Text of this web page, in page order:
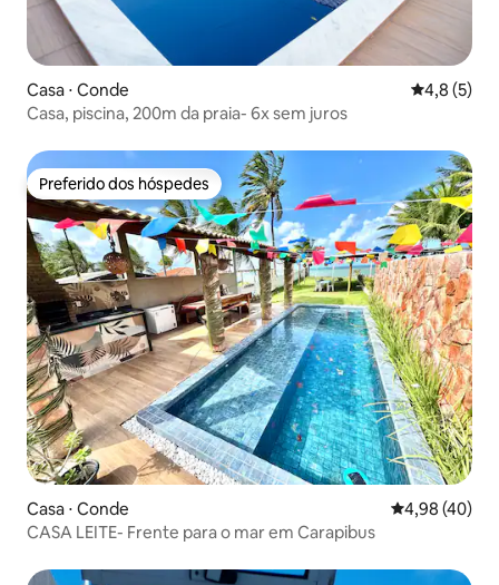
Casa ⋅ Conde 4,8 de
4,8 (5)
Casa, piscina, 200m da praia- 6x sem juros
Preferido dos hóspedes
Preferido dos hóspedes
Casa ⋅ Conde 4,98 de uma
4,98 (40)
CASA LEITE- Frente para o mar em Carapibus